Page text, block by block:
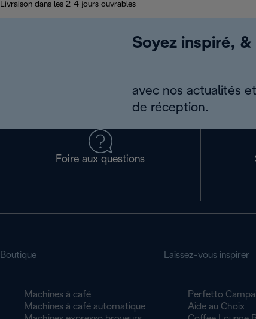
Livraison dans les 2-4 jours ouvrables
Soyez inspiré,
avec nos actualités
de réception.
Foire aux questions
Boutique
Machines à café
Machines à café automatique
Laissez-vous inspirer
Perfetto
Aide au Choix